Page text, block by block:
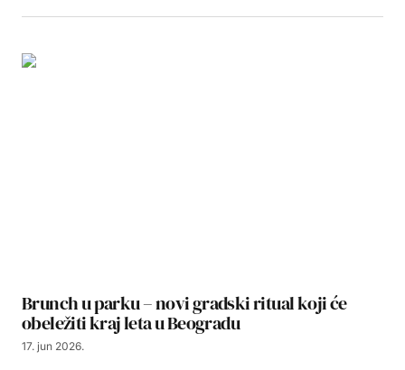
Brunch u parku – novi gradski ritual koji će
obeležiti kraj leta u Beogradu
17. jun 2026.